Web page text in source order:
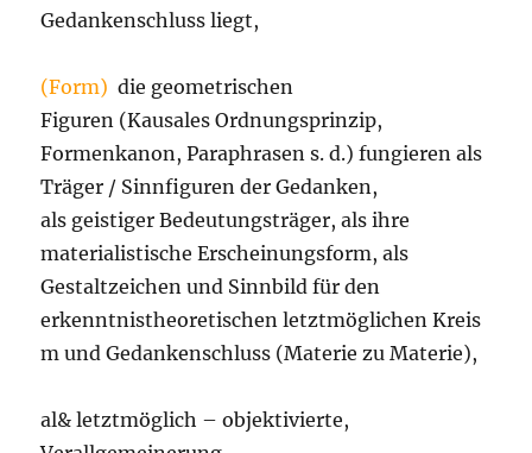
Gedankenschluss liegt,
(Form) die geometrischen
Figuren (Kausales Ordnungsprinzip,
Formenkanon, Paraphrasen s. d.) fungieren als
Träger / Sinnfiguren der Gedanken,
als geistiger Bedeutungsträger, als ihre
materialistische Erscheinungsform, als
Gestaltzeichen und Sinnbild für den
erkenntnistheoretischen letztmöglichen Kreis
m und Gedankenschluss (Materie zu Materie),
al& letztmöglich – objektivierte,